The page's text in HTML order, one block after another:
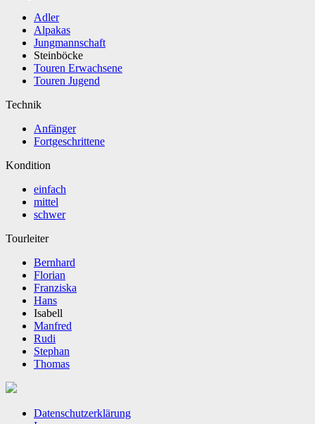
Adler
Alpakas
Jungmannschaft
Steinböcke
Touren Erwachsene
Touren Jugend
Technik
Anfänger
Fortgeschrittene
Kondition
einfach
mittel
schwer
Tourleiter
Bernhard
Florian
Franziska
Hans
Isabell
Manfred
Rudi
Stephan
Thomas
Datenschutzerklärung